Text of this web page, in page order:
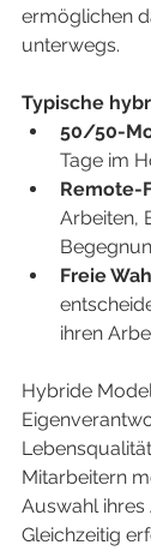
ermöglichen
unterwegs.
Typische
50/50-
Tage im
Remote-
Arbeiten,
Freie
ihren
Hybride
Mitarbeitern
Auswahl ihres
Gleichzeitig